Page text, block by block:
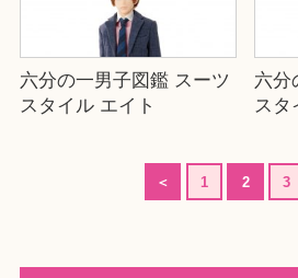
六分の一男子図鑑 スーツ
スタイル エイト
六分
スタ
＜ 1 2 3